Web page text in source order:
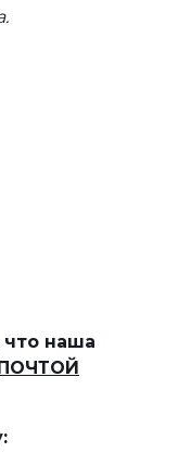
что наша